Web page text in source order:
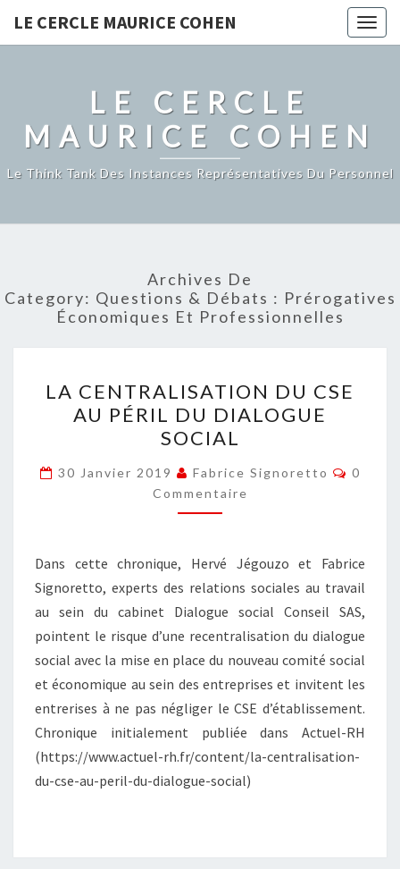
LE CERCLE MAURICE COHEN
LE CERCLE
MAURICE COHEN
Le Think Tank Des Instances Représentatives Du Personnel
Archives De
Category: Questions & Débats : Prérogatives
Économiques Et Professionnelles
CENTRALISATION
DU
CSE
AU
PÉRIL
DU
SOCIAL
LA CENTRALISATION DU CSE
AU PÉRIL DU DIALOGUE
SOCIAL
30 Janvier 2019 Fabrice Signoretto
0
Commentaire
Dans cette chronique, Hervé Jégouzo et Fabrice
Signoretto, experts des relations sociales au travail
au sein du cabinet Dialogue social Conseil SAS,
pointent le risque d’une recentralisation du dialogue
social avec la mise en place du nouveau comité social
et économique au sein des entreprises et invitent les
entrerises à ne pas négliger le CSE d’établissement.
Chronique initialement publiée dans Actuel-RH
(https://www.actuel-rh.fr/content/la-centralisation-
du-cse-au-peril-du-dialogue-social)